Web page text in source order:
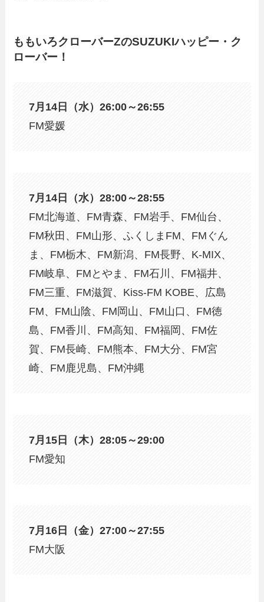
ももいろクローバーZのSUZUKIハッピー・ク
ローバー！
7月14日（水）26:00～26:55
FM愛媛
7月14日（水）28:00～28:55
FM北海道、FM青森、FM岩手、FM仙台、
FM秋田、FM山形、ふくしまFM、FMぐん
ま、FM栃木、FM新潟、FM長野、K-MIX、
FM岐阜、FMとやま、FM石川、FM福井、
FM三重、FM滋賀、Kiss-FM KOBE、広島
FM、FM山陰、FM岡山、FM山口、FM徳
島、FM香川、FM高知、FM福岡、FM佐
賀、FM長崎、FM熊本、FM大分、FM宮
崎、FM鹿児島、FM沖縄
7月15日（木）28:05～29:00
FM愛知
7月16日（金）27:00～27:55
FM大阪